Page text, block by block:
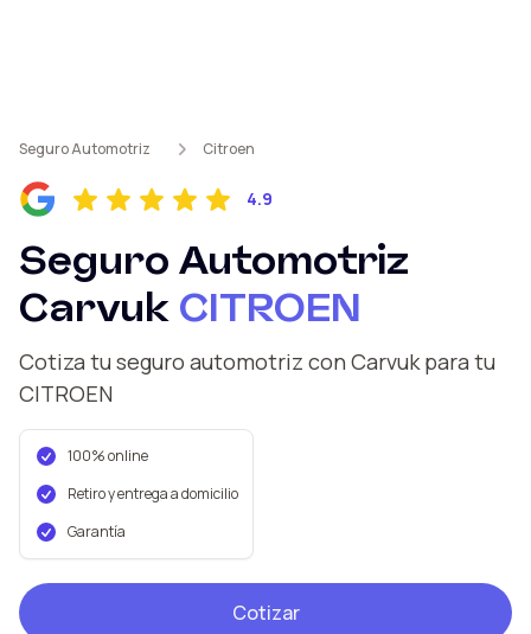
Seguro Automotriz Citroen
4.9
Seguro Automotriz
Carvuk CITROEN
Cotiza tu seguro automotriz con Carvuk para tu
CITROEN
100% online
Retiro y entrega a domicilio
Garantía
Cotizar